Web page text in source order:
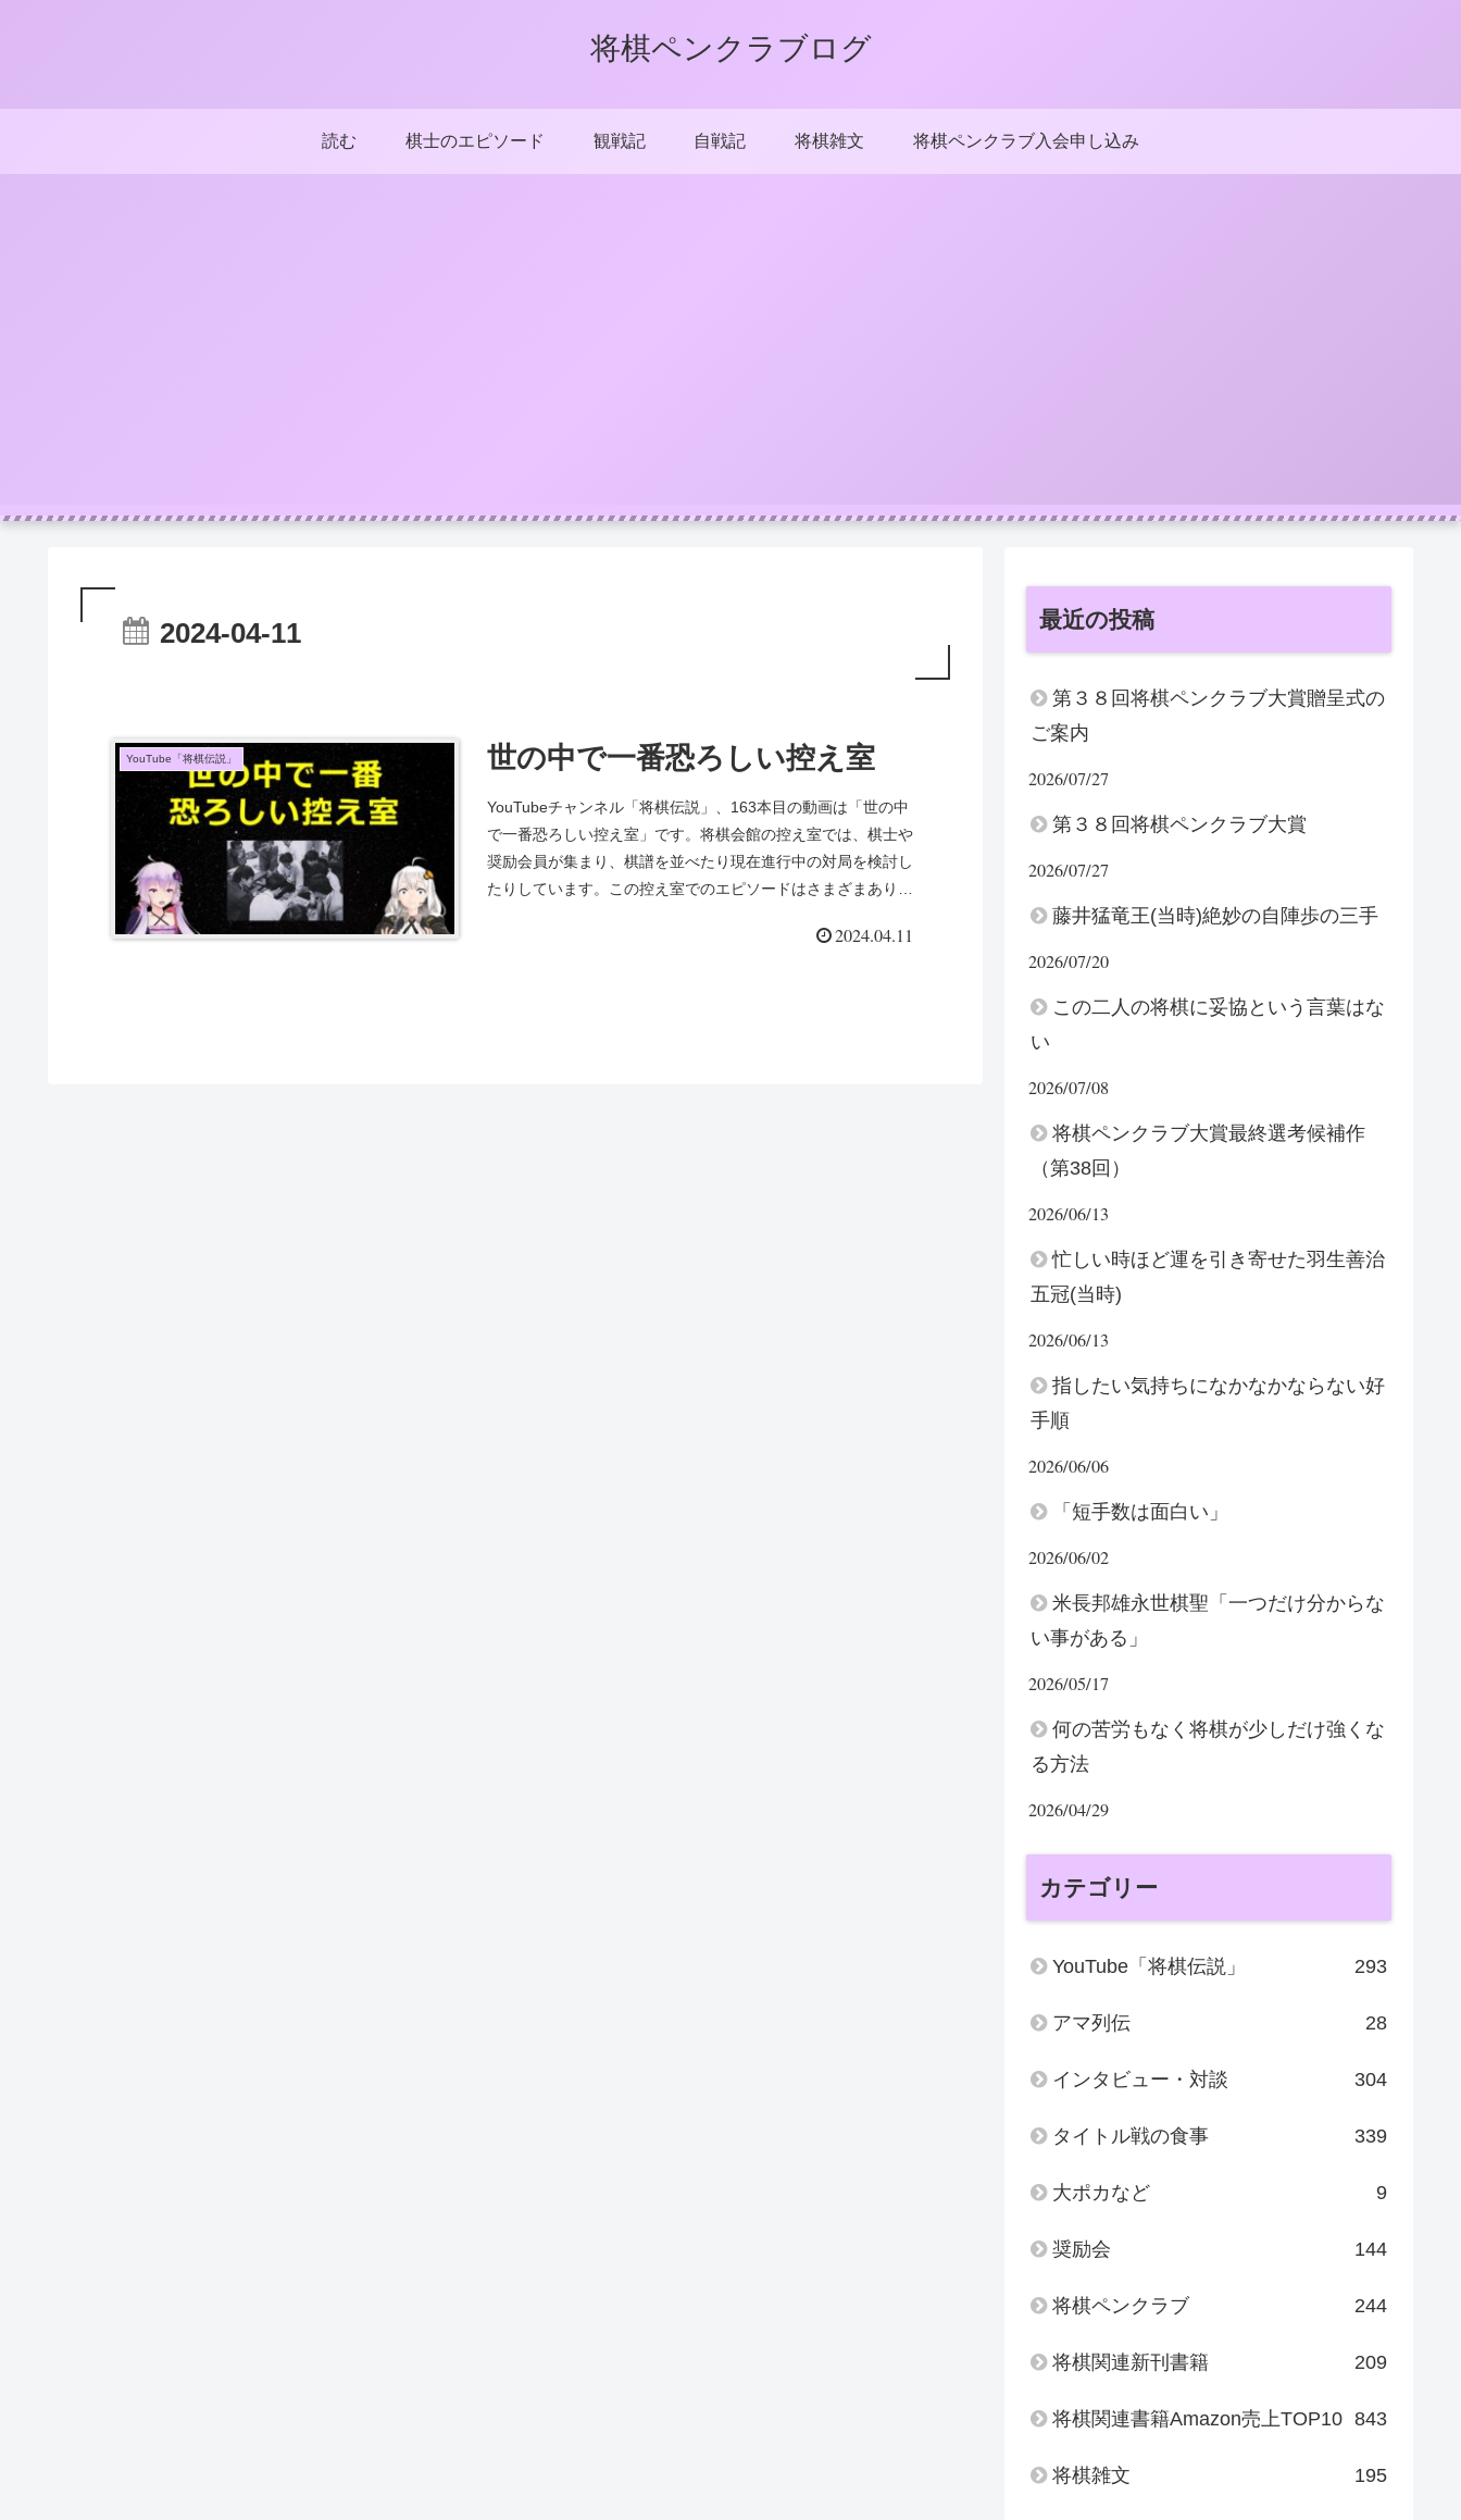
将棋ペンクラブログ
読む 棋士のエピソード 観戦記 自戦記 将棋雑文 将棋ペンクラブ入会申し込み
2024-04-11
YouTube「将棋伝説」 世の中で一番恐ろしい控え室
YouTubeチャンネル「将棋伝説」、163本目の動画は「世の中
で一番恐ろしい控え室」です。将棋会館の控え室では、棋士や
奨励会員が集まり、棋譜を並べたり現在進行中の対局を検討し
たりしています。この控え室でのエピソードはさまざまありま
2024.04.11
最近の投稿
第３８回将棋ペンクラブ大賞贈呈式の
ご案内
2026/07/27
第３８回将棋ペンクラブ大賞
2026/07/27
藤井猛竜王(当時)絶妙の自陣歩の三手
2026/07/20
この二人の将棋に妥協という言葉はな
い
2026/07/08
将棋ペンクラブ大賞最終選考候補作
（第38回）
2026/06/13
忙しい時ほど運を引き寄せた羽生善治
五冠(当時)
2026/06/13
指したい気持ちになかなかならない好
手順
2026/06/06
「短手数は面白い」
2026/06/02
米長邦雄永世棋聖「一つだけ分からな
い事がある」
2026/05/17
何の苦労もなく将棋が少しだけ強くな
る方法
2026/04/29
カテゴリー
YouTube「将棋伝説」 293
アマ列伝 28
インタビュー・対談 304
タイトル戦の食事 339
大ポカなど 9
奨励会 144
将棋ペンクラブ 244
将棋関連新刊書籍 209
将棋関連書籍Amazon売上TOP10 843
将棋雑文 195